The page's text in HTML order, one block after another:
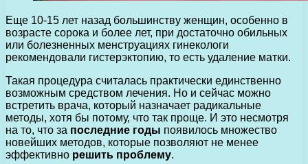
Еще 10-15 лет назад большинству женщин, особенно в
возрасте сорока и более лет, при достаточно обильных
или болезненных менструациях гинекологи
рекомендовали гистерэктопию, то есть удаление матки.
Такая процедура считалась практически единственно
возможным средством лечения. Но и сейчас можно
встретить врача, который назначает радикальные
методы, хотя бы потому, что так проще. И это несмотря
на то, что за последние годы появилось множество
новейших методов, которые позволяют не менее
эффективно решить проблему.